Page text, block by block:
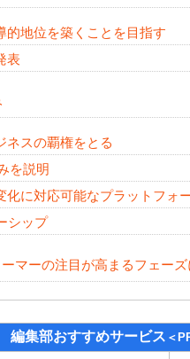
的地位を築くことを目指す
表
ネスの覇権をとる
を説明
化に対応可能なプラットフォ
シップ
マーの注目が高まるフェーズ
編集部おすすめサービス ＜